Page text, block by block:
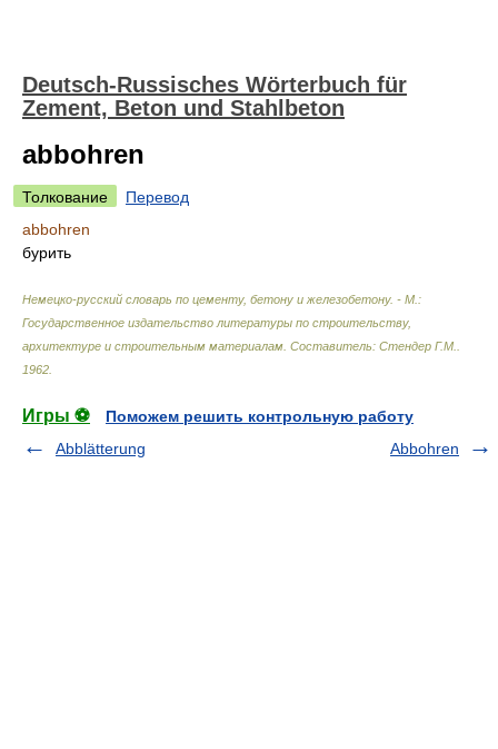
Deutsch-Russisches Wörterbuch für
Zement, Beton und Stahlbeton
abbohren
Толкование
Перевод
abbohren
бурить
Немецко-русский словарь по цементу, бетону и железобетону. - М.:
Государственное издательство литературы по строительству,
архитектуре и строительным материалам Составитель: Стендер Г.М.
1962
Игры ⚽
Поможем решить контрольную работу
Abblätterung
Abbohren